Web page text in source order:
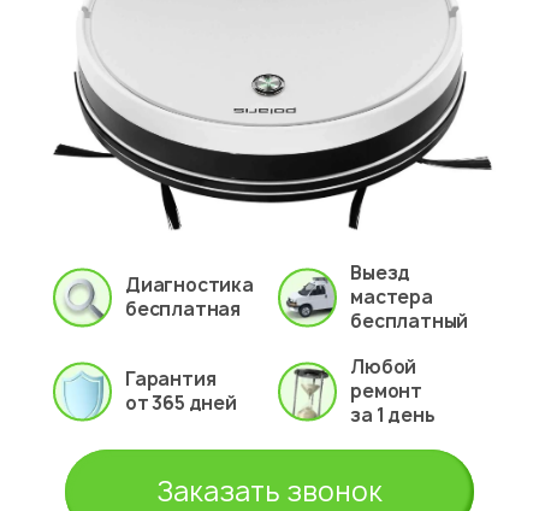
Диагностика
бесплатная
Выезд
мастера
бесплатный
Гарантия
от 365 дней
Любой
ремонт
за 1 день
Заказать звонок